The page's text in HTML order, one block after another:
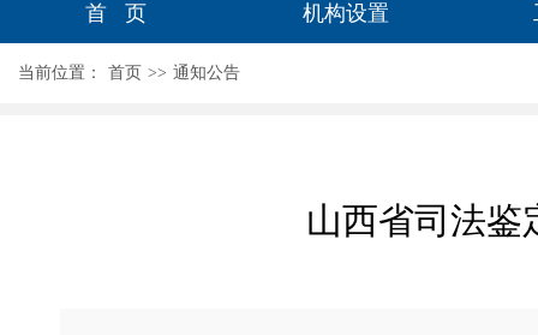
首 页 机构设置
当前位置： 首页 >> 通知公告
山西省司法鉴